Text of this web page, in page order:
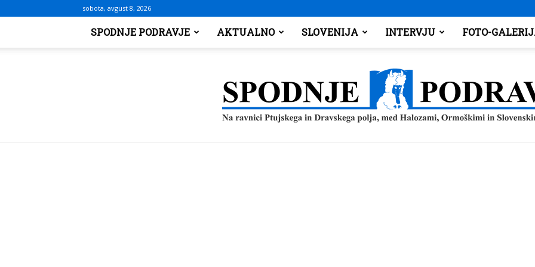
sobota, avgust 8, 2026
SPODNJE PODRAVJE AKTUALNO SLOVENIJA INTERVJU FOTO-